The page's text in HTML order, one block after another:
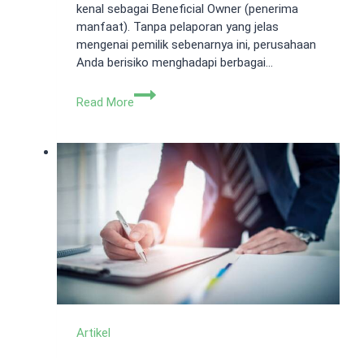
kenal sebagai Beneficial Owner (penerima
manfaat). Tanpa pelaporan yang jelas
mengenai pemilik sebenarnya ini, perusahaan
Anda berisiko menghadapi berbagai…
Read More
Jasa
Owner
Terpercaya
Artikel